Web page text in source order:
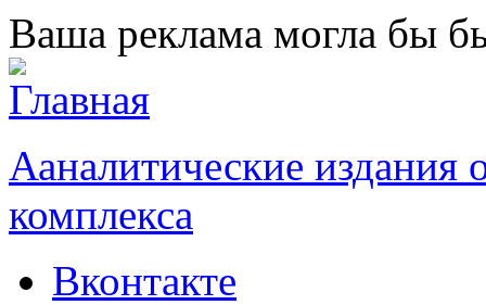
Перейти к основному содержанию
Ваша реклама могла бы
Ааналитические
комплекса
Вконтакте